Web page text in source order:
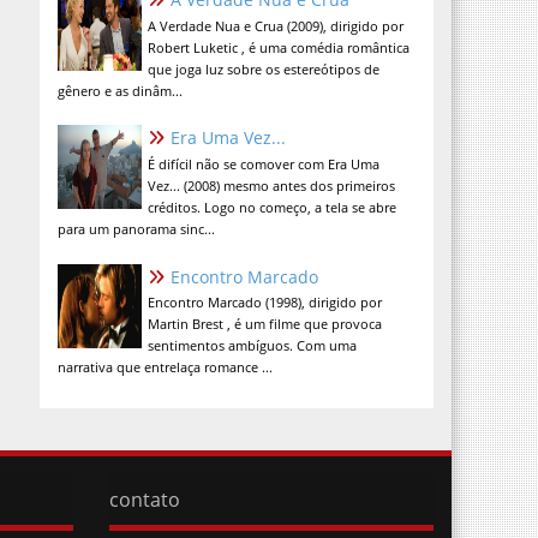
A Verdade Nua e Crua (2009), dirigido por
Robert Luketic , é uma comédia romântica
que joga luz sobre os estereótipos de
gênero e as dinâm...
Era Uma Vez...
É difícil não se comover com Era Uma
Vez... (2008) mesmo antes dos primeiros
créditos. Logo no começo, a tela se abre
para um panorama sinc...
Encontro Marcado
Encontro Marcado (1998), dirigido por
Martin Brest , é um filme que provoca
sentimentos ambíguos. Com uma
narrativa que entrelaça romance ...
contato